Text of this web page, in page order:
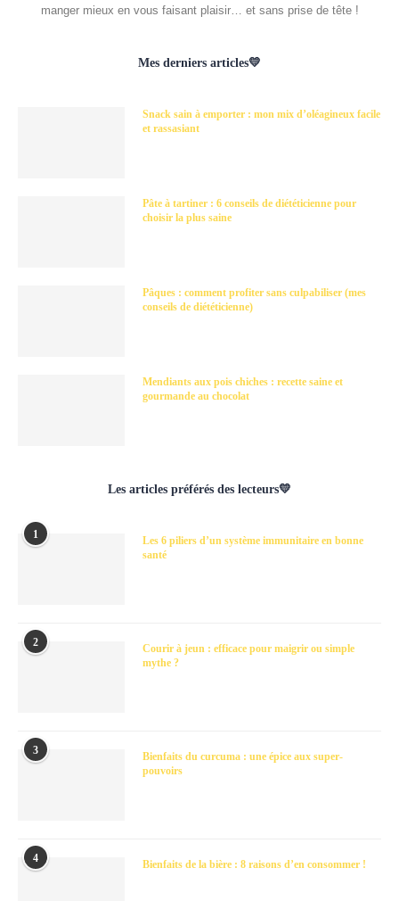
manger mieux en vous faisant plaisir… et sans prise de tête !
Mes derniers articles💛
Snack sain à emporter : mon mix d’oléagineux facile
et rassasiant
Pâte à tartiner : 6 conseils de diététicienne pour
choisir la plus saine
Pâques : comment profiter sans culpabiliser (mes
conseils de diététicienne)
Mendiants aux pois chiches : recette saine et
gourmande au chocolat
Les articles préférés des lecteurs💛
1
Les 6 piliers d’un système immunitaire en bonne
santé
2
Courir à jeun : efficace pour maigrir ou simple
mythe ?
3
Bienfaits du curcuma : une épice aux super-
pouvoirs
4 Bienfaits de la bière : 8 raisons d’en consommer !